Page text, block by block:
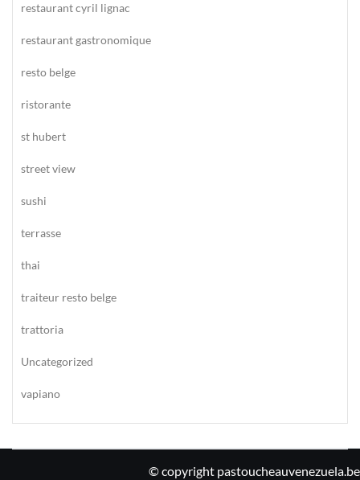
restaurant cyril lignac
restaurant gastronomique
resto belge
ristorante
st hubert
street view
sushi
terrasse
thai
traiteur resto belge
trattoria
Uncategorized
vapiano
© copyright pastoucheauvenezuela.be